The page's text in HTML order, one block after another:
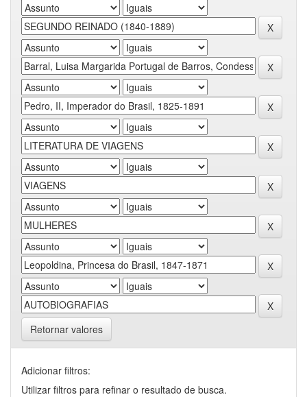
Retornar valores
Adicionar filtros:
Utilizar filtros para refinar o resultado de busca.